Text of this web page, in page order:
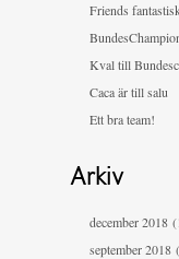
Friends
Kval till
Caca är till salu
Ett bra team!
Arkiv
december 2018
september 2018